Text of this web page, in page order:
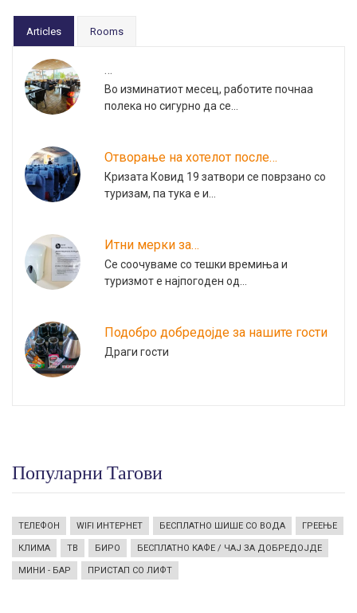
Articles Rooms
…
Во изминатиот месец, работите почнаа
полека но сигурно да се…
Отворање на хотелот после…
Кризата Ковид 19 затвори се поврзано со
туризам, па тука е и…
Итни мерки за…
Се соочуваме со тешки времиња и
туризмот е најпогоден од…
Подобро добредојде за нашите гости
Драги гости
Популарни Тагови
ТЕЛЕФОН WIFI ИНТЕРНЕТ БЕСПЛАТНО ШИШЕ СО ВОДА ГРЕЕЊЕ
КЛИМА ТВ БИРО БЕСПЛАТНО КАФЕ / ЧАЈ ЗА ДОБРЕДОЈДЕ
МИНИ - БАР ПРИСТАП СО ЛИФТ